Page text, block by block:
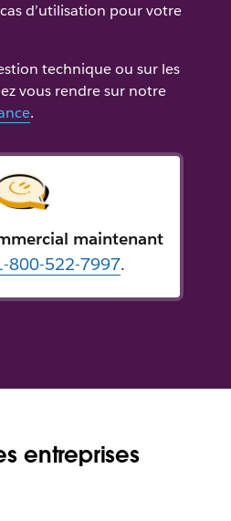
d’utilisation pour votre
technique ou sur les
vous rendre sur notre
.
maintenant
800-522-7997.
entreprises